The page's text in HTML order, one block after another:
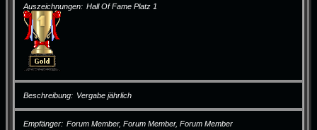
Auszeichnungen Hall Of Fame Platz 1
Beschreibung Vergabe jährlich
Empfänger Forum Member, Forum Member, Forum Member